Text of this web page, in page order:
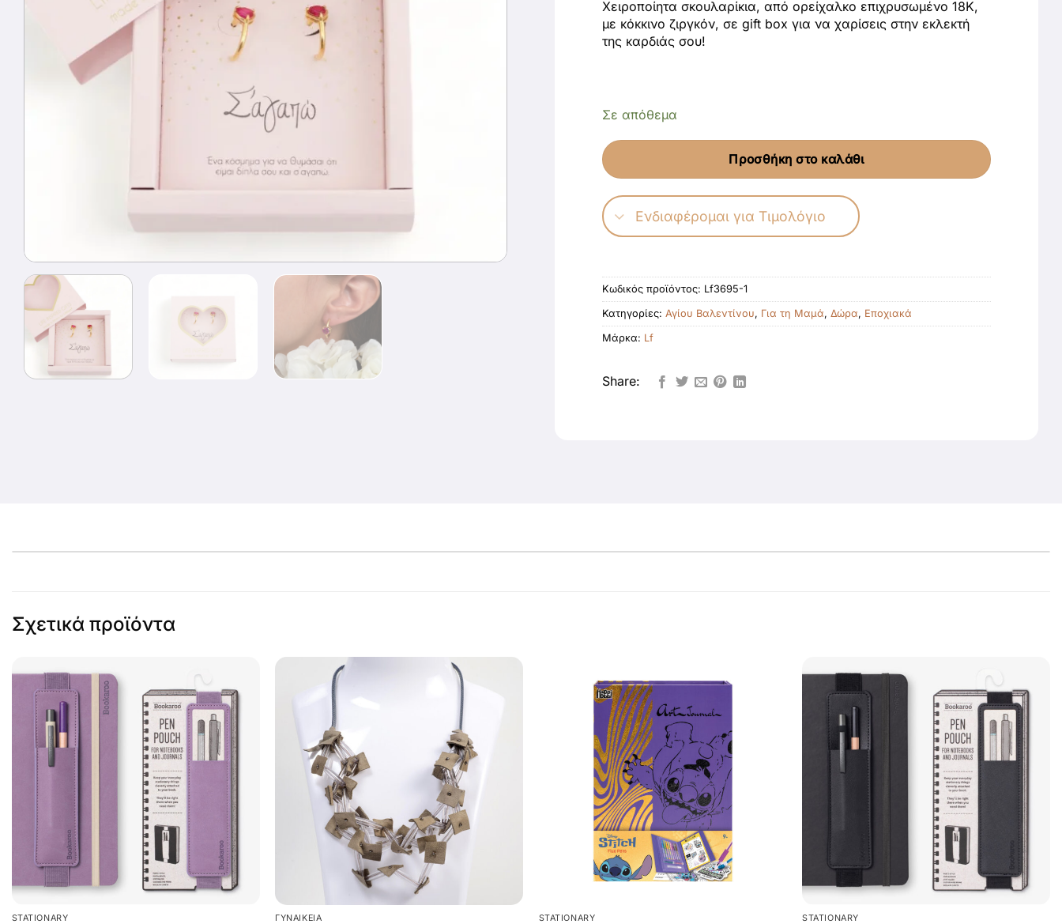
Χειροποίητα σκουλαρίκια, από ορείχαλκο επιχρυσωμένο 18Κ,
με κόκκινο ζιργκόν, σε gift box για να χαρίσεις στην εκλεκτή
της καρδιάς σου!
Σε απόθεμα
Προσθήκη στο καλάθι
Ενδιαφέρομαι για Τιμολόγιο
Κωδικός προϊόντος: Lf3695-1
Κατηγορίες: Αγίου Βαλεντίνου, Για τη Μαμά, Δώρα, Εποχιακά
Μάρκα: Lf
Share:
Σχετικά προϊόντα
STATIONARY ΓΥΝΑΙΚΕΊΑ STATIONARY STATIONARY